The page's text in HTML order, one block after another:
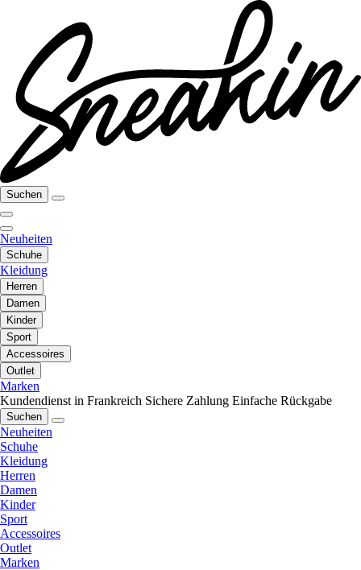
Suchen
Neuheiten
Schuhe
Kleidung
Herren
Damen
Kinder
Sport
Accessoires
Outlet
Marken
Kundendienst in Frankreich Sichere Zahlung Einfache Rückgabe
Suchen
Neuheiten
Schuhe
Kleidung
Herren
Damen
Kinder
Sport
Accessoires
Outlet
Marken